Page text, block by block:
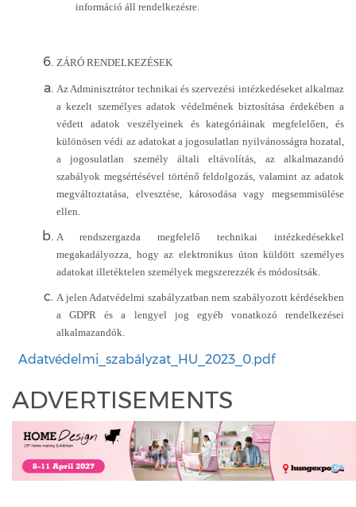
információ áll rendelkezésre.
ZÁRÓ RENDELKEZÉSEK
Az Adminisztrátor technikai és szervezési intézkedéseket alkalmaz
a kezelt személyes adatok védelmének biztosítása érdekében a
védett adatok veszélyeinek és kategóriáinak megfelelően, és
különösen védi az adatokat a jogosulatlan nyilvánosságra hozatal,
a jogosulatlan személy általi eltávolítás, az alkalmazandó
szabályok megsértésével történő feldolgozás, valamint az adatok
megváltoztatása, elvesztése, károsodása vagy megsemmisülése
ellen.
A rendszergazda megfelelő technikai intézkedésekkel
megakadályozza, hogy az elektronikus úton küldött személyes
adatokat illetéktelen személyek megszerezzék és módosítsák.
A jelen Adatvédelmi szabályzatban nem szabályozott kérdésekben
a GDPR és a lengyel jog egyéb vonatkozó rendelkezései
alkalmazandók.
Adatvédelmi_szabályzat_HU_2023_0.pdf
ADVERTISEMENTS